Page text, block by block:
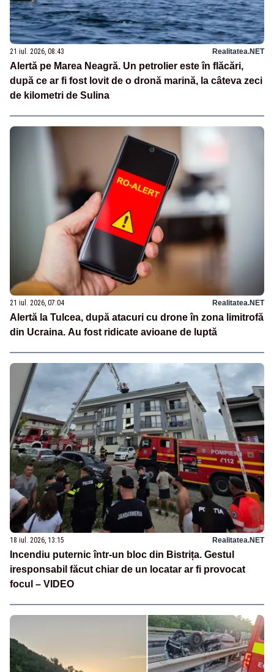
21 iul. 2026, 08:43 Realitatea.NET
Alertă pe Marea Neagră. Un petrolier este în flăcări,
după ce ar fi fost lovit de o dronă marină, la câteva zeci
de kilometri de Sulina
21 iul. 2026, 07:04 Realitatea.NET
Alertă la Tulcea, după atacuri cu drone în zona limitrofă
din Ucraina. Au fost ridicate avioane de luptă
18 iul. 2026, 13:15 Realitatea.NET
Incendiu puternic într-un bloc din Bistrița. Gestul
iresponsabil făcut chiar de un locatar ar fi provocat
focul – VIDEO